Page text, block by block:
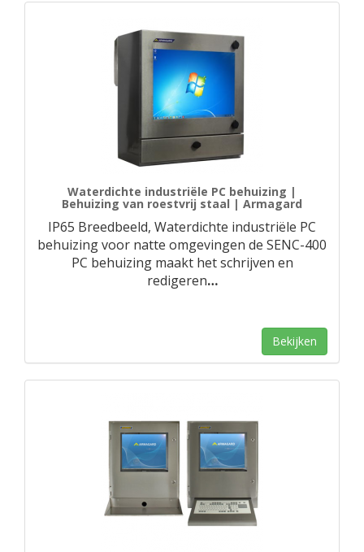
Waterdichte industriële PC behuizing |
Behuizing van roestvrij staal | Armagard
IP65 Breedbeeld, Waterdichte industriële PC
behuizing voor natte omgevingen de SENC-400
PC behuizing maakt het schrijven en
redigeren…
Bekijken